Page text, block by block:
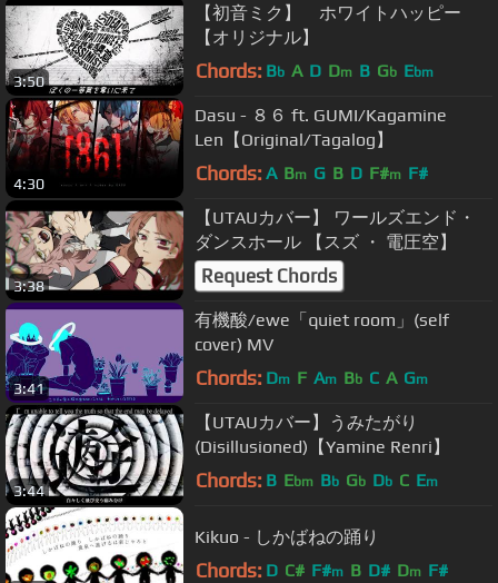
3:50
【初音ミク】 ホワイトハッピー
【オリジナル】
Chords: Bb A D Dm B Gb Ebm
4:30
Dasu - ８６ ft. GUMI/Kagamine
Len【Original/Tagalog】
Chords: A Bm G B D F#m F#
3:38
【UTAUカバー】 ワールズエンド・
ダンスホール 【スズ ・ 電圧空】
Request Chords
3:41
有機酸/ewe「quiet room」(self
cover) MV
Chords: Dm F Am Bb C A Gm
3:44
【UTAUカバー】うみたがり
(Disillusioned)【Yamine Renri】
Chords: B Ebm Bb Gb Db C Em
Kikuo - しかばねの踊り
Chords: D C# F#m B D# Dm F#